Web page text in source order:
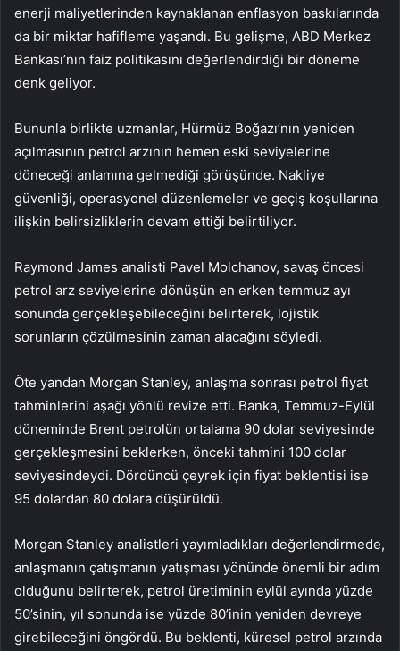
enerji maliyetlerinden kaynaklanan enflasyon baskılarında
da bir miktar hafifleme yaşandı. Bu gelişme, ABD Merkez
Bankası’nın faiz politikasını değerlendirdiği bir döneme
denk geliyor.
Bununla birlikte uzmanlar, Hürmüz Boğazı’nın yeniden
açılmasının petrol arzının hemen eski seviyelerine
döneceği anlamına gelmediği görüşünde. Nakliye
güvenliği, operasyonel düzenlemeler ve geçiş koşullarına
ilişkin belirsizliklerin devam ettiği belirtiliyor.
Raymond James analisti Pavel Molchanov, savaş öncesi
petrol arz seviyelerine dönüşün en erken temmuz ayı
sonunda gerçekleşebileceğini belirterek, lojistik
sorunların çözülmesinin zaman alacağını söyledi.
Öte yandan Morgan Stanley, anlaşma sonrası petrol fiyat
tahminlerini aşağı yönlü revize etti. Banka, Temmuz-Eylül
döneminde Brent petrolün ortalama 90 dolar seviyesinde
gerçekleşmesini beklerken, önceki tahmini 100 dolar
seviyesindeydi. Dördüncü çeyrek için fiyat beklentisi ise
95 dolardan 80 dolara düşürüldü.
Morgan Stanley analistleri yayımladıkları değerlendirmede,
anlaşmanın çatışmanın yatışması yönünde önemli bir adım
olduğunu belirterek, petrol üretiminin eylül ayında yüzde
50’sinin, yıl sonunda ise yüzde 80’inin yeniden devreye
girebileceğini öngördü. Bu beklenti, küresel petrol arzında